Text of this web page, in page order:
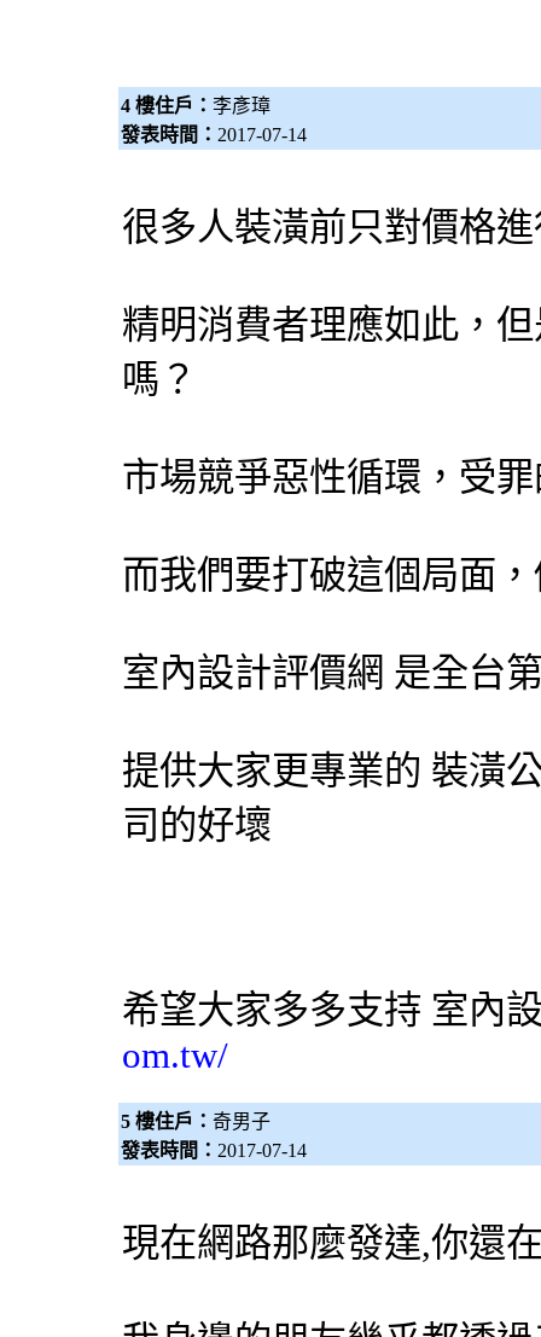
4 樓住戶： 李彥璋
發表時間： 2017-07-14
很多人裝潢前只對價格
精明消費者理應如此，
嗎？
市場競爭惡性循環，受
而我們要打破這個局面
室內設計評價網 是全台
提供大家更專業的 裝潢
司的好壞
希望大家多多支持 室內
om.tw/
5 樓住戶： 奇男子
發表時間： 2017-07-14
現在網路那麼發達,你還